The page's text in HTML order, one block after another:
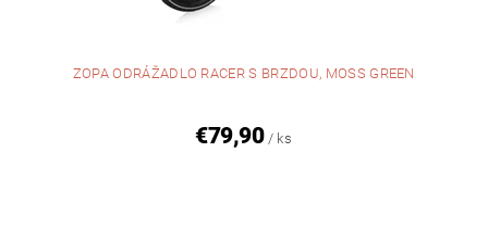
ZOPA ODRÁŽADLO RACER S BRZDOU, MOSS GREEN
€79,90 / ks